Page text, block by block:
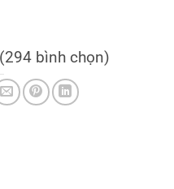
bình chọn)